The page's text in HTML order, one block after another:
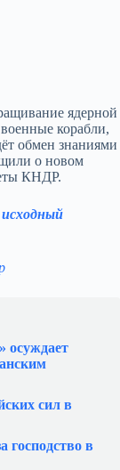
ядерной
корабли,
обмен знаниями
о новом
КНДР.
исходный
осуждает
сил в
господство в